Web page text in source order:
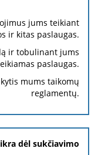
jums teikiant
ir kitas paslaugas.
ir tobulinant jums
paslaugas.
mums taikomų
reglamentų.
dėl sukčiavimo